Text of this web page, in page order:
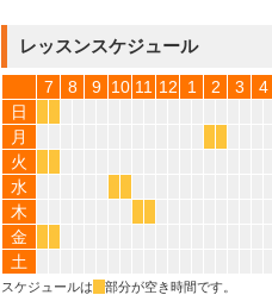
レッスンスケジュール
7 8 9 10 11 12 1 2 3 4
日
月
火
水
木
金
土
スケジュールは 部分が空き時間です。